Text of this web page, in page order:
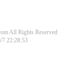
All Rights Reserved
22:28:53